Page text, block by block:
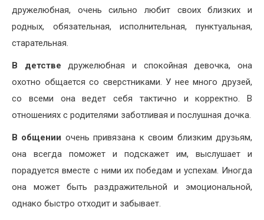
дружелюбная, очень сильно любит своих близких и
родных, обязательная, исполнительная, пунктуальная,
старательная.
В детстве дружелюбная и спокойная девочка, она
охотно общается со сверстниками. У нее много друзей,
со всеми она ведет себя тактично и корректно. В
отношениях с родителями заботливая и послушная дочка.
В общении очень привязана к своим близким друзьям,
она всегда поможет и подскажет им, выслушает и
порадуется вместе с ними их победам и успехам. Иногда
она может быть раздражительной и эмоциональной,
однако быстро отходит и забывает.